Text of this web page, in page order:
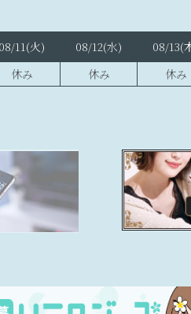
08/11(火) 08/12(水) 08/13(
休み 休み 休み